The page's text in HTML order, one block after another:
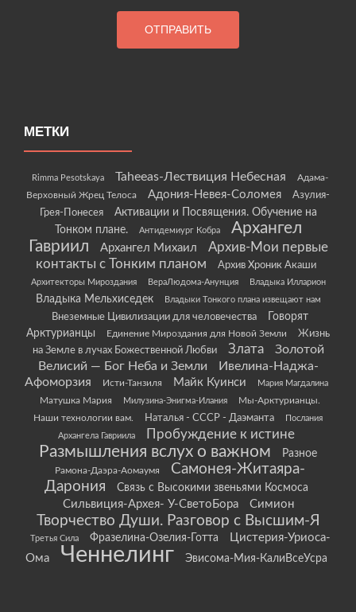
МЕТКИ
Rimma Pesotskaya Taheeas-Лествиция Небесная
Адама-
Верховный Жрец Телоса
Адония-Невея-Соломея
Азулия-
Грея-Понесея
Активации и Посвящения. Обучение на
Тонком плане.
Антидемиург Кобра
Архангел
Гавриил
Архангел Михаил
Архив-Мои первые
контакты с Тонким планом
Архив Хроник Акаши
Архитекторы Мироздания ВераЛюдома-Анунция Владыка Илларион
Владыка Мельхиседек Владыки Тонкого плана извещают нам
Внеземные Цивилизации для человечества
Говорят
Арктурианцы
Единение Мироздания для Новой Земли
Жизнь
на Земле в лучах Божественной Любви
Злата
Золотой
Велисий — Бог Неба и Земли
Ивелина-Наджа-
Афоморзия
Исти-Танзиля Майк Куинси Мария Магдалина
Матушка Мария Милузина-Энигма-Илания
Мы-Арктурианцы.
Наши технологии вам.
Наталья - СССР - Даэманта
Послания
Архангела Гавриила
Пробуждение к истине
Размышления вслух о важном Разное
Рамона-Даэра-Аомаумя
Самонея-Житаяра-
Дарония
Связь с Высокими звеньями Космоса
Сильвиция-Архея- У-СветоБора Симион
Творчество Души. Разговор с Высшим-Я
Третья Сила Фразелина-Озелия-Готта
Цистерия-Уриоса-
Ома
Ченнелинг Эвисома-Мия-КалиВсеУсра